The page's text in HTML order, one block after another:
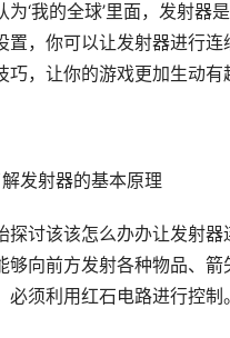
为‘我的全球’里面，发射
置，你可以让发射器进行
巧，让你的游戏更加生动有
解发射器的基本原理
探讨该该怎么办办让发射
够向前方发射各种物品、
必须利用红石电路进行控制。